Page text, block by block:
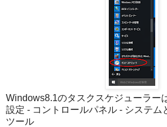
Windows8.1のタスクスケジューラー
設定 - コントロールパネル - システム
ツール